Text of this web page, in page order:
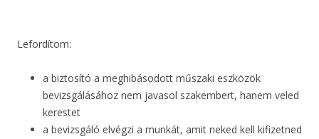
Lefordítom:
a biztosító a meghibásodott műszaki eszközök
bevizsgálásához nem javasol szakembert, hanem veled
kerestet
a bevizsgáló elvégzi a munkát, amit neked kell kifizetned